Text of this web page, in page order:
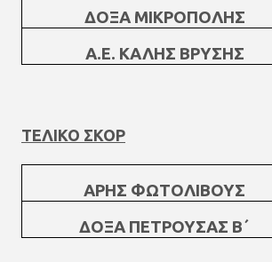
ΔΟΞΑ ΜΙΚΡΟΠΟΛΗΣ
Α.Ε. ΚΑΛΗΣ ΒΡΥΣΗΣ
ΤΕΛΙΚΟ ΣΚΟΡ
ΑΡΗΣ ΦΩΤΟΛΙΒΟΥΣ
ΔΟΞΑ ΠΕΤΡΟΥΣΑΣ Β΄